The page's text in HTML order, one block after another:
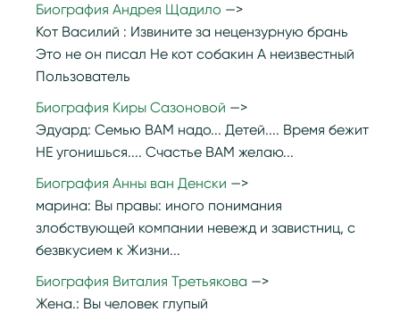
Биография Андрея Щадило
Кот Василий : Извините за нецензурную брань
Это не он писал Не кот собакин А неизвестный
Пользователь
Биография Киры Сазоновой
Эдуард: Семью ВАМ надо... Детей.... Время бежит
НЕ угонишься.... Счастье ВАМ желаю...
Биография Анны ван Денски
марина: Вы правы: иного понимания
злобствующей компании невежд и завистниц, с
безвкусием к Жизни...
Биография Виталия Третьякова
Жена.: Вы человек глупый